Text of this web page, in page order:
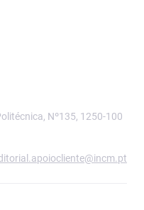
Nº135, 1250-100